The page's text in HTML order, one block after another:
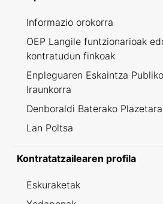
Informazio orokorra
OEP Langile funtzionarioak
kontratudun finkoak
Enpleguaren Eskaintza
Iraunkorra
Denboraldi Baterako
Lan Poltsa
Kontratatzailearen profila
Eskuraketak